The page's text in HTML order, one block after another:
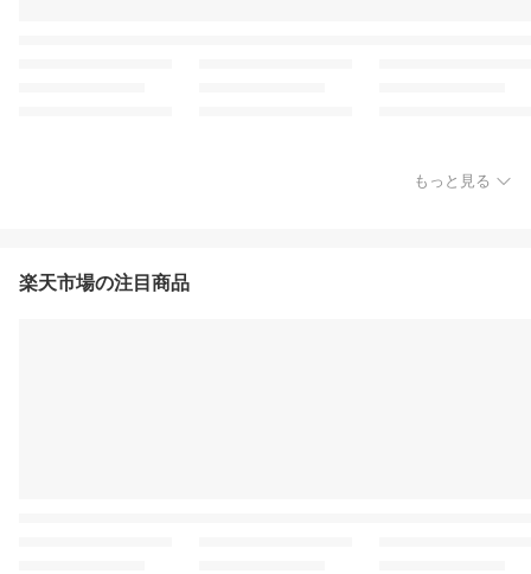
もっと見る
楽天市場の注目商品